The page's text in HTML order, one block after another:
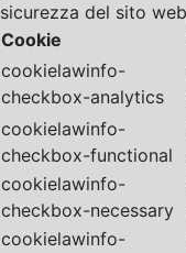
sicurezza del sito
Cookie
cookielawinfo-
checkbox-analytics
cookielawinfo-
checkbox-functional
cookielawinfo-
checkbox-necessary
cookielawinfo-